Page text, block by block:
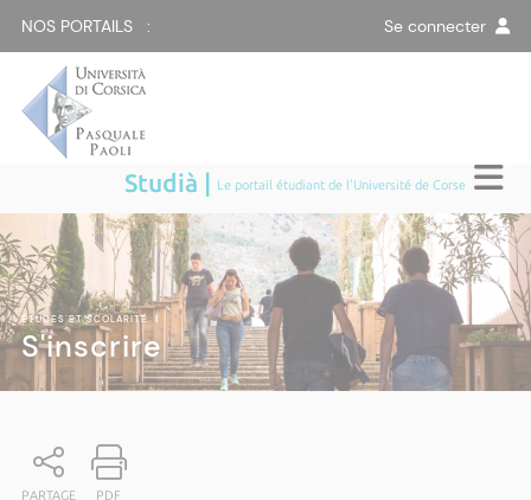
NOS PORTAILS : Se connecter
Studià | Le portail étudiant de l'Université de Corse
ÉTUDES ET SCOLARITÉ |
S'inscrire
PARTAGE PDF